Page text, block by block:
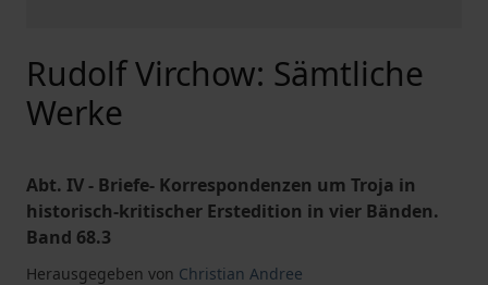
Rudolf Virchow: Sämtliche
Werke
Abt. IV - Briefe- Korrespondenzen um Troja in
historisch-kritischer Erstedition in vier Bänden.
Band 68.3
Herausgegeben von Christian Andree